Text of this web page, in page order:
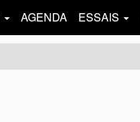
AGENDA ESSAIS